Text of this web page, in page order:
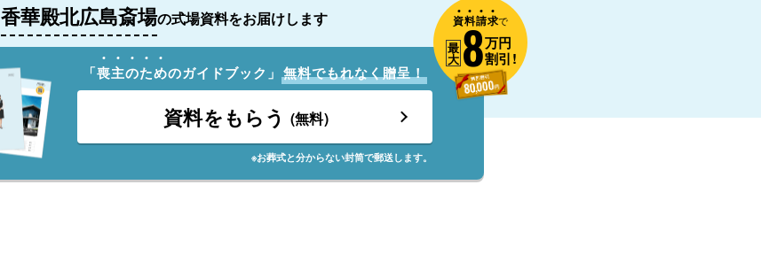
香華殿北広島斎場の式場資料をお届けします
「喪主のためのガイドブック」 無料でもれなく贈呈！
資料をもらう (無料)
※お葬式と分からない封筒で郵送します。
資料請求で
最
大8万円
割引!